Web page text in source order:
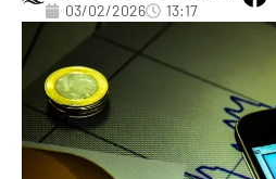
03/02/2026 13:17